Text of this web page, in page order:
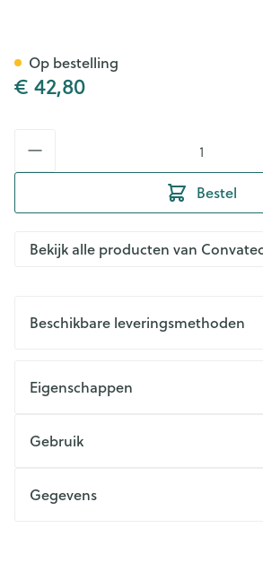
€ 42,80
Bestel
Op bestelling
Bekijk alle producten van Convatec
Beschikbare leveringsmethoden
Eigenschappen
Gebruik
Gegevens